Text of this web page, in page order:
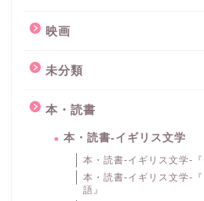
映画
未分類
本・読書
本・読書-イギリス文学
本・読書-イギリス文学-『
本・読書-イギリス文学-
語』